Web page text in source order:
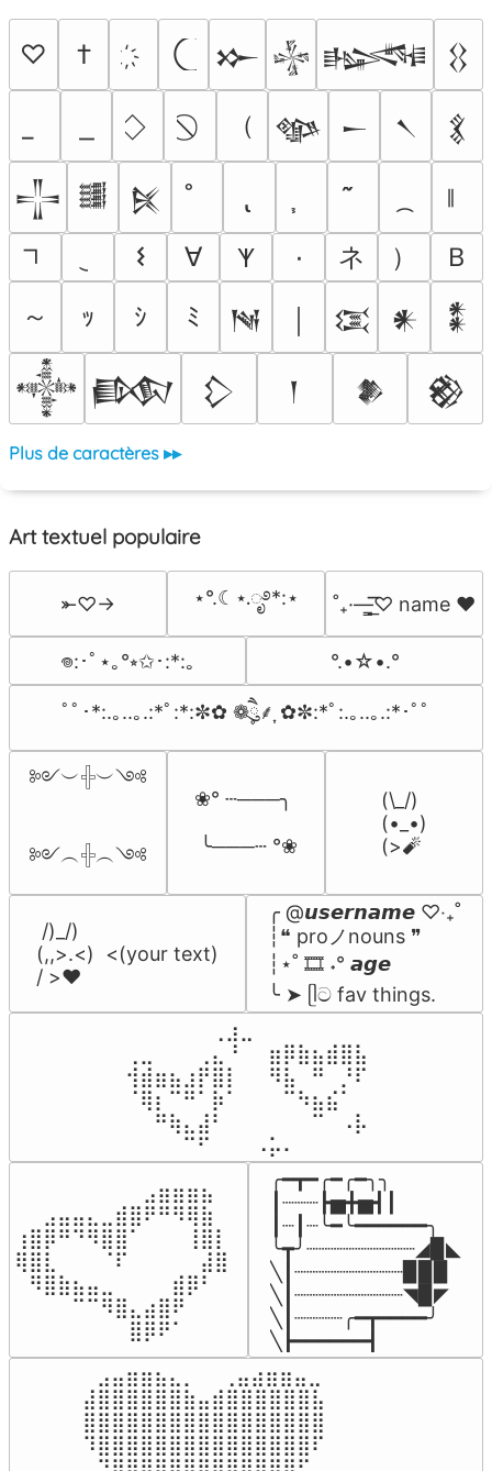
♡ † 𒁍 𒈔 𒈙 𒌐
（ 𒀲 𒀸 𒀹 𒃽
𒋲 𒌃
𒍮
𐌔
∀ 𐊵 ٠ ネ ）
Ｂ
～
ｯ ｼ ﾐ 𒀃 𒀬 𒀭 𒀮
𒀱 𒁃 𒁷 𒁹 𒆎 𒆙
Plus de caractères ▸▸
Art textuel populaire
⤜♡→ ⋆°.☾⋆.ೃ࿔*:⋆ ˚₊·—̳͟͞͞♡ name ♥️
𖦹:･ﾟ⋆｡°⭒✩･:*:｡ °.•☆•.°
ﾟﾟ･*:.｡..｡.:*ﾟ:*:✼✿ ❁ཻུ۪۪⸙͎ ✿✼:*ﾟ:.｡..｡.:*･ﾟﾟ
༻︶𓏶︶༺
༻︵𓏶︵༺
❀° ┄───╮
╰───┄ °❀
(\_/)
(•_•)
(>🧨
/)_/)
(,,>.<)  <(your text)
/ >❤️
╭ @𝙪𝙨𝙚𝙧𝙣𝙖𝙢𝙚 ♡‧₊˚
┆❝ proノnouns ❞
┆⋆˚ 🎞️ ˖° 𝙖𝙜𝙚
╰ ➤ ᥫට fav things.
⠀⠀⠀⠀⠀⠀⢀⣰⣀⠀⠀⠀⠀⠀⠀⠀⠀
⢀⣀⠀⠀⠀⢀⣄⠘⠀⠀⣶⡿⣷⣦⣾⣿⣧
⢺⣾⣶⣦⣰⡟⣿⡇⠀⠀⠻⣧⠀⠛⠀⡘⠏
⠈⢿⡆⠉⠛⠁⡷⠁⠀⠀⠀⠉⠳⣦⣮⠁⠀
⠀⠀⠛⢷⣄⣼⠃⠀⠀⠀⠀⠀⠀⠉⠀⠠⡧
⠀⠀⠀⠀⠉⠋⠀⠀⠀⠠⡥⠄⠀⠀⠀⠀⠀
⠀⠀⠀⠀⠀⠀⠀⠀⠀⣠⣶⣶⣶⣦⠀⠀
⠀⠀⣠⣤⣤⣄⣀⣾⣿⠟⠛⠻⢿⣷⠀
⢰⣿⡿⠛⠙⠻⣿⣿⠁⠀⠀⠀⢸⣿⡇
⢿⣿⣇⠀⠀⠀⠈⠏⠀⠀⠀⠀⠀⣼⣿⠀
⠀⠻⣿⣷⣦⣤⣀⠀⠀⠀⠀⣾⡿⠃⠀
⠀⠀⠀⠀⠉⠉⠻⣿⣄⣴⣿⠟⠀⠀⠀
⠀⠀⠀⠀⠀⠀⠀⠀⣿⡿⠟⠁⠀⠀⠀⠀
╭━┳━╭━╭━╮╮
┃┈┈┈┣▅╋▅┫┃
┃┈┃┈╰━╰━━━━━━╮
╰┳╯┈┈┈┈┈┈┈┈┈◢▉◣
╲┃┈┈┈┈┈┈┈┈┈▉▉▉
╲┃┈┈┈┈┈┈┈┈┈◥▉◤
╲┃┈┈┈┈╭━┳━━━━╯
╲┣━━━━━━┫﻿
⠀⣠⣤⣶⣶⣦⣄⡀  ⠀⢀⣤⣴⣶⣶⣤⣀⠀
⣼⣿⣿⣿⣿⣿⣿⣷⣤⣾⣿⣿⣿⣿⣿⣿⣧
⣿⣿⣿⣿⣿⣿⣿⣿⣿⣿⣿⣿⣿⣿⣿⣿⣿
⠹⣿⣿⣿⣿⣿⣿⣿⣿⣿⣿⣿⣿⣿⣿⣿⠏